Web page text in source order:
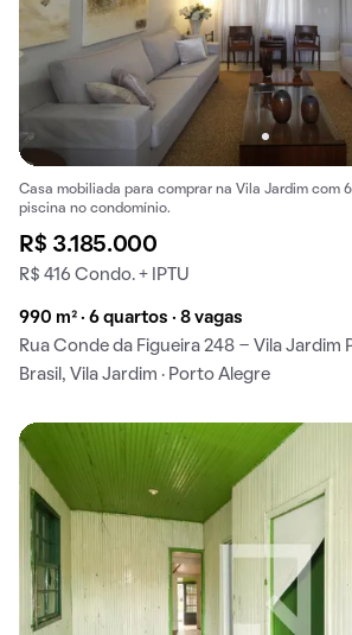
Casa mobiliada para comprar na Vila Jardim com
piscina no condomínio.
R$ 3.185.000
R$ 416 Condo. + IPTU
990 m² · 6 quartos · 8 vagas
Rua Conde da Figueira 248 - Vila Jardim
Brasil, Vila Jardim · Porto Alegre